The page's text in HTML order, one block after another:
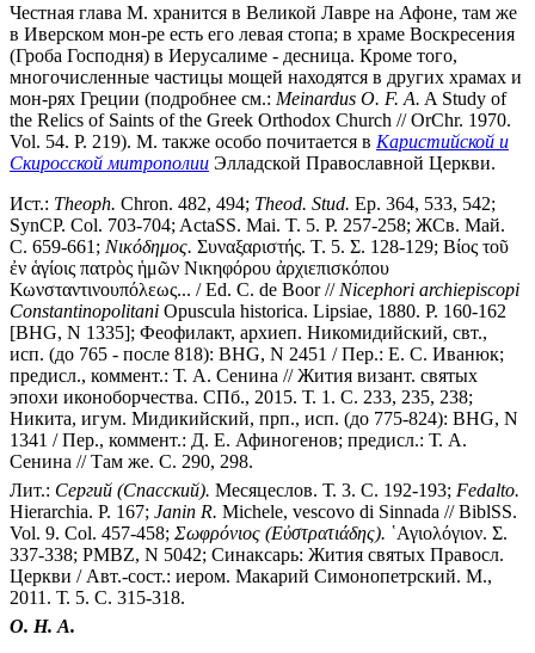
Честная глава М. хранится в Великой Лавре на Афоне, там же
в Иверском мон-ре есть его левая стопа; в храме Воскресения
(Гроба Господня) в Иерусалиме - десница. Кроме того,
многочисленные частицы мощей находятся в других храмах и
мон-рях Греции (подробнее см.: Meinardus O. F. A. A Study of
the Relics of Saints of the Greek Orthodox Church // OrChr. 1970.
Vol. 54. P. 219). М. также особо почитается в Каристийской и
Скиросской митрополии Элладской Православной Церкви.
Ист.: Theoph. Chron. 482, 494; Theod. Stud. Ep. 364, 533, 542;
SynCP. Col. 703-704; ActaSS. Mai. T. 5. P. 257-258; ЖСв. Май.
С. 659-661; Νικόδημος. Συναξαριστής. Τ. 5. Σ. 128-129; Βίος τοῦ
ἐν ἁγίοις πατρὸς ἡμῶν Νικηφόρου ἀρχιεπισκόπου
Κωνσταντινουπόλεως... / Ed. C. de Boor // Nicephori archiepiscopi
Constantinopolitani Оpuscula historica. Lipsiae, 1880. P. 160-162
[BHG, N 1335]; Феофилакт, архиеп. Никомидийский, свт.,
исп. (до 765 - после 818): BHG, N 2451 / Пер.: Е. С. Иванюк;
предисл., коммент.: Т. А. Сенина // Жития визант. святых
эпохи иконоборчества. СПб., 2015. Т. 1. С. 233, 235, 238;
Никита, игум. Мидикийский, прп., исп. (до 775-824): BHG, N
1341 / Пер., коммент.: Д. Е. Афиногенов; предисл.: Т. А.
Сенина // Там же. С. 290, 298.
Лит.: Сергий (Спасский). Месяцеслов. Т. 3. С. 192-193; Fedalto.
Hierarchia. P. 167; Janin R. Michele, vescovo di Sinnada // BiblSS.
Vol. 9. Col. 457-458; Σωφρόνιος (Εὐστρατιάδης). ῾Αγιολόγιον. Σ.
337-338; PMВZ, N 5042; Синаксарь: Жития святых Правосл.
Церкви / Авт.-сост.: иером. Макарий Симонопетрский. М.,
2011. Т. 5. С. 315-318.
О. Н. А.